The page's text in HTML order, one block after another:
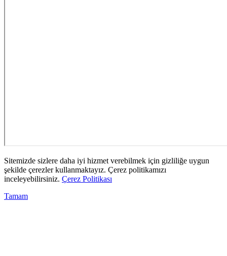
Sitemizde sizlere daha iyi hizmet verebilmek için gizliliğe uygun
şekilde çerezler kullanmaktayız. Çerez politikamızı
inceleyebilirsiniz. Çerez Politikası
Tamam